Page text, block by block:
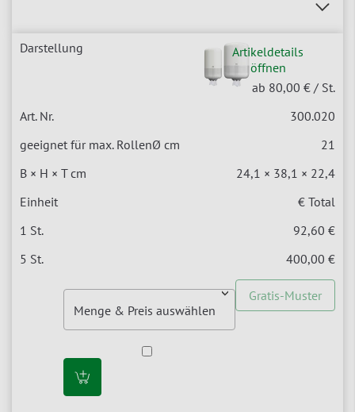
Artikeldetails
öffnen
ab 80,00 € / St.
300.020
21
24,1 × 38,1 × 22,4
€ Total
92,60 €
400,00 €
Gratis-Muster